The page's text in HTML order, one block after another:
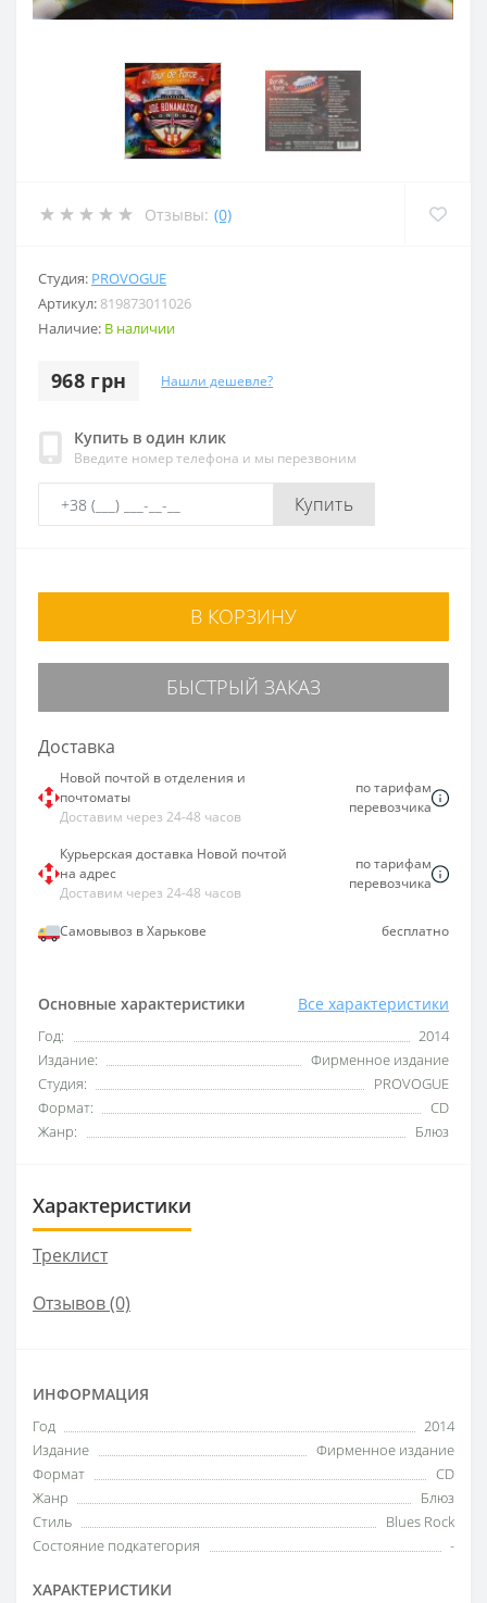
Отзывы: (0)
Студия: PROVOGUE
Артикул: 819873011026
Наличие: В наличии
968 грн Нашли дешевле?
Купить в один клик
Введите номер телефона и мы перезвоним
Купить
Основные характеристики Все характеристики
Год:
2014
Издание:
Фирменное издание
Студия:
PROVOGUE
Формат:
CD
Жанр:
Блюз
В КОРЗИНУ
БЫСТРЫЙ ЗАКАЗ
Доставка
Новой почтой в отделения и
почтоматы
Доставим через 24-48 часов
по тарифам
перевозчика
Курьерская доставка Новой почтой
на адрес
Доставим через 24-48 часов
по тарифам
перевозчика
Самовывоз в Харькове бесплатно
Характеристики
Треклист
Отзывов (0)
ИНФОРМАЦИЯ
Год
2014
Издание
Фирменное издание
Формат
CD
Жанр
Блюз
Стиль
Blues Rock
Состояние подкатегория
-
ХАРАКТЕРИСТИКИ